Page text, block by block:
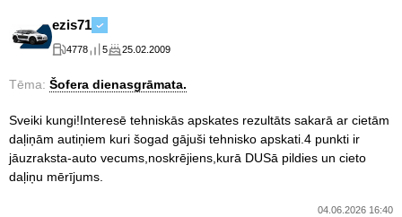
ezis71
4778 5 25.02.2009
Tēma: Šofera dienasgrāmata.
Sveiki kungi!Interesē tehniskās apskates rezultāts sakarā ar cietām
daļiņām autiņiem kuri šogad gājuši tehnisko apskati.4 punkti ir
jāuzraksta-auto vecums,noskrējiens,kurā DUSā pildies un cieto
daļiņu mērījums.
04.06.2026 16:40